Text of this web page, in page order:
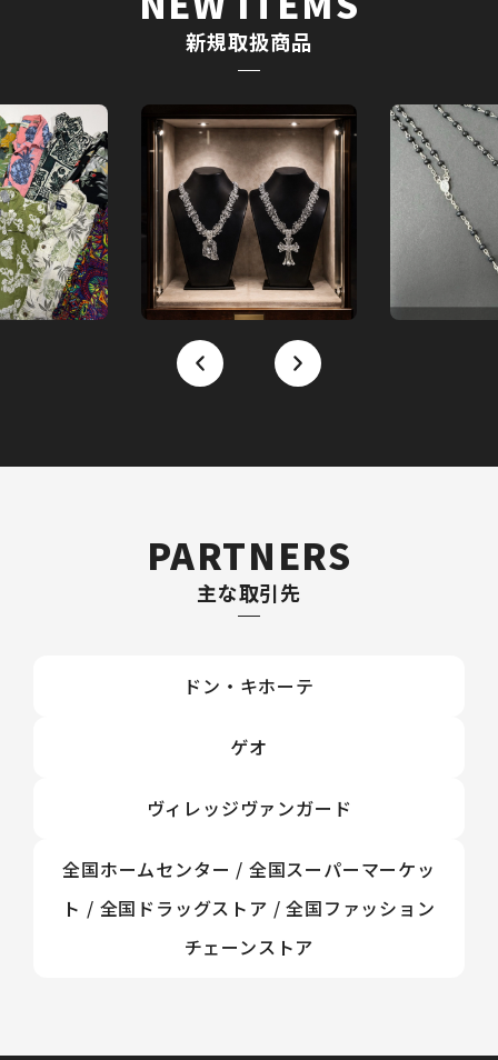
新規取扱商品
PARTNERS
主な取引先
ドン・キホーテ
ゲオ
ヴィレッジヴァンガード
全国ホームセンター / 全国スーパーマーケッ
ト / 全国ドラッグストア / 全国ファッション
チェーンストア